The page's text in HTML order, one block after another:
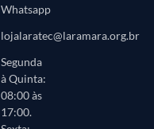
Whatsapp
lojalaratec@laramara.org.br
Segunda
à Quinta:
08:00 às
17:00.